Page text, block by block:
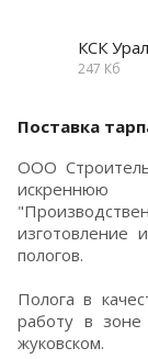
КСК
247 Кб
Поставка
ООО
искреннюю
изготовление
пологов.
Полога в
работу в зоне
жуковском.